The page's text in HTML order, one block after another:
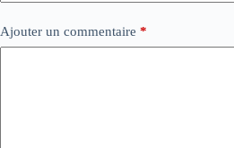
Ajouter un commentaire *